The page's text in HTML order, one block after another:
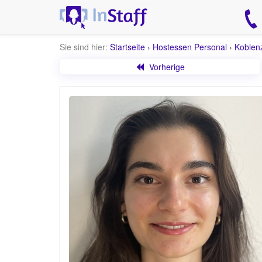
Sie sind hier: Startseite › Hostessen Personal ›
Vorherige